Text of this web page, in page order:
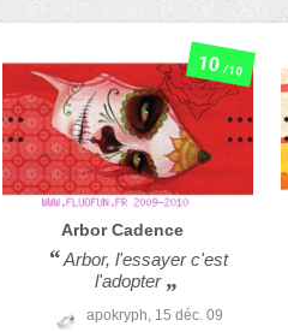
Arbor Cadence
Arbor, l'essayer c'est
l'adopter
apokryph, 15 déc. 09
10/10